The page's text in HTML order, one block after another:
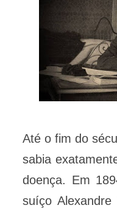
Até o fim do
sabia
doença. Em
suíço